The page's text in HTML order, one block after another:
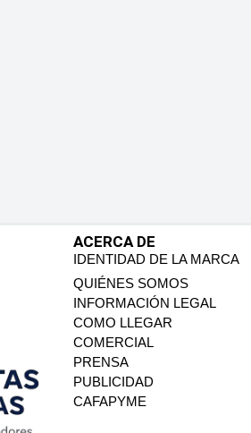
ACERCA DE
IDENTIDAD DE LA MARCA
QUIÉNES SOMOS
INFORMACIÓN LEGAL
COMO LLEGAR
COMERCIAL
PRENSA
PUBLICIDAD
CAFAPYME